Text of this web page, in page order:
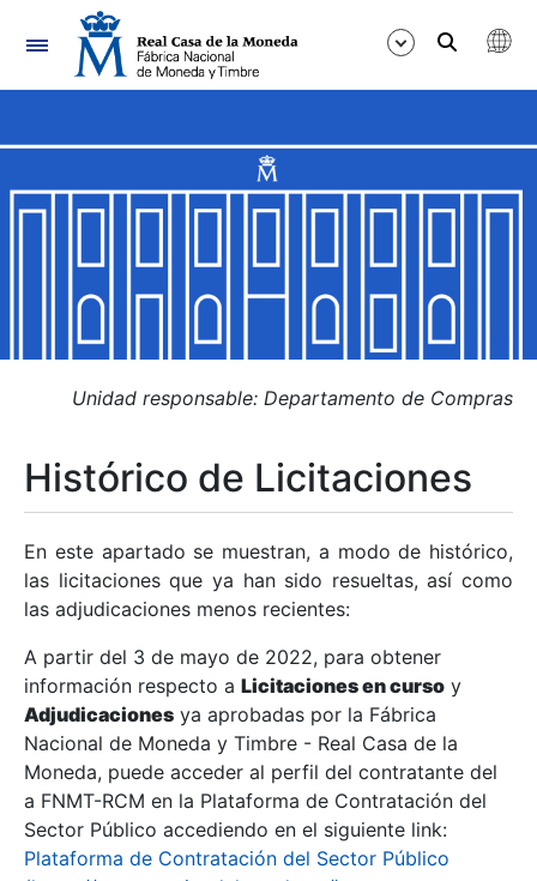
Navegación
Mostrar/Ocultar
Mostrar/Ocultar
Mostrar/Ocultar
Mostrar/Ocultar
Mostrar/Ocultar
Mostrar/Ocultar
Unidad responsable: Departamento de Compras
Histórico de Licitaciones
En este apartado se muestran, a modo de histórico,
las licitaciones que ya han sido resueltas, así como
las adjudicaciones menos recientes:
A partir del 3 de mayo de 2022, para obtener
información respecto a Licitaciones en curso y
Adjudicaciones ya aprobadas por la Fábrica
Nacional de Moneda y Timbre - Real Casa de la
Moneda, puede acceder al perfil del contratante del
a FNMT-RCM en la Plataforma de Contratación del
Sector Público accediendo en el siguiente link:
Plataforma de Contratación del Sector Público